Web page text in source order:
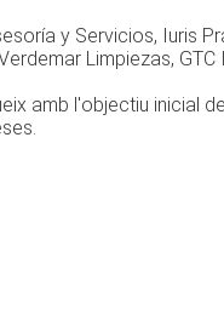
y Servicios, Iuris
Limpiezas, GTC
amb l'objectiu inicial